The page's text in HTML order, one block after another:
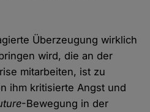
Überzeugung wirklich
wird, die an der
mitarbeiten, ist zu
ihm kritisierte Angst und
-Bewegung in der